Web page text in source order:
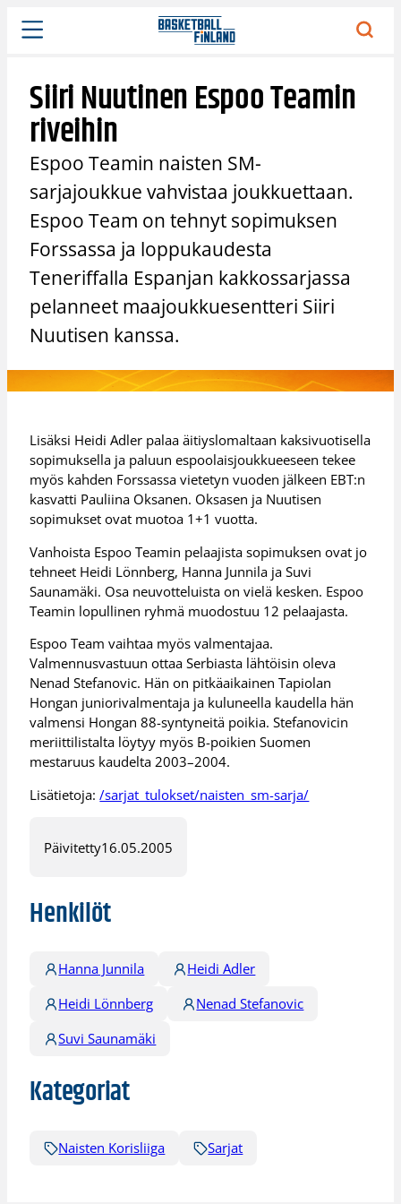
Siirry
sisältöön
Siiri Nuutinen Espoo Teamin
riveihin
Espoo Teamin naisten SM-
sarjajoukkue vahvistaa joukkuettaan.
Espoo Team on tehnyt sopimuksen
Forssassa ja loppukaudesta
Teneriffalla Espanjan kakkossarjassa
pelanneet maajoukkuesentteri Siiri
Nuutisen kanssa.
Lisäksi Heidi Adler palaa äitiyslomaltaan kaksivuotisella
sopimuksella ja paluun espoolaisjoukkueeseen tekee
myös kahden Forssassa vietetyn vuoden jälkeen EBT:n
kasvatti Pauliina Oksanen. Oksasen ja Nuutisen
sopimukset ovat muotoa 1+1 vuotta.
Vanhoista Espoo Teamin pelaajista sopimuksen ovat jo
tehneet Heidi Lönnberg, Hanna Junnila ja Suvi
Saunamäki. Osa neuvotteluista on vielä kesken. Espoo
Teamin lopullinen ryhmä muodostuu 12 pelaajasta.
Espoo Team vaihtaa myös valmentajaa.
Valmennusvastuun ottaa Serbiasta lähtöisin oleva
Nenad Stefanovic. Hän on pitkäaikainen Tapiolan
Hongan juniorivalmentaja ja kuluneella kaudella hän
valmensi Hongan 88-syntyneitä poikia. Stefanovicin
meriittilistalta löytyy myös B-poikien Suomen
mestaruus kaudelta 2003–2004.
Lisätietoja:/sarjat_tulokset/naisten_sm-sarja/
Päivitetty16.05.2005
Henkilöt
Hanna Junnila
Heidi Adler
Heidi Lönnberg
Nenad Stefanovic
Suvi Saunamäki
Kategoriat
Naisten Korisliiga Sarjat